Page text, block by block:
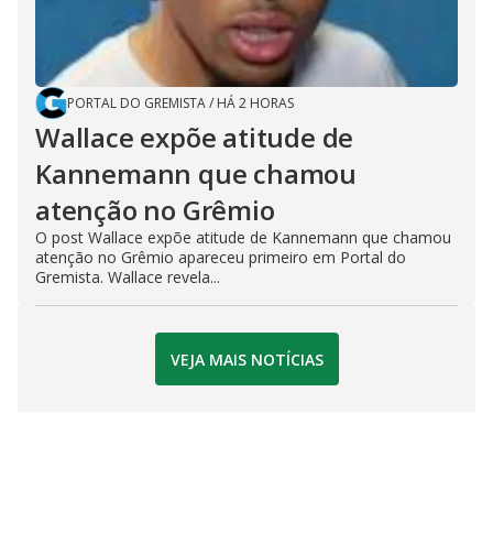
PORTAL DO GREMISTA/ HÁ 2 HORAS
Wallace expõe atitude de
Kannemann que chamou
atenção no Grêmio
O post Wallace expõe atitude de Kannemann que chamou
atenção no Grêmio apareceu primeiro em Portal do
Gremista. Wallace revela...
VEJA MAIS NOTÍCIAS